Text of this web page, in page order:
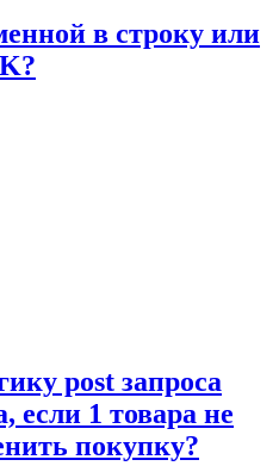
в строку или
post запроса
если 1 товара не
покупку?